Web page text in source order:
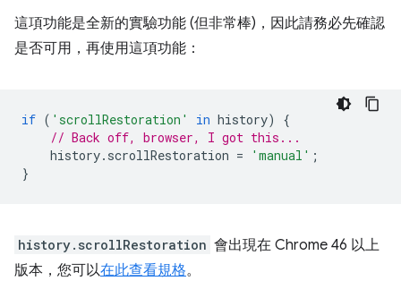
這項功能是全新的實驗功能 (但非常棒)，因此請務必先確認
是否可用，再使用這項功能：
if ( 'scrollRestoration' in history)
{
// Back off, browser, I got this...
history. scrollRestoration = 'manual' ;
}
history.scrollRestoration 會出現在 Chrome 46 以上
版本，您可以在此查看規格。